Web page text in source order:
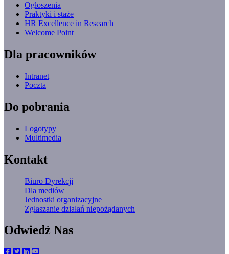
Ogłoszenia
Praktyki i staże
HR Excellence in Research
Welcome Point
Dla pracowników
Intranet
Poczta
Do pobrania
Logotypy
Multimedia
Kontakt
Biuro Dyrekcji
Dla mediów
Jednostki organizacyjne
Zgłaszanie działań niepożądanych
Odwiedź Nas